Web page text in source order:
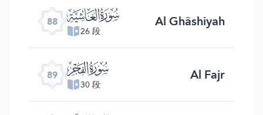
88 ﰅ
26 段 Al Ghâshiyah
89 ﰆ
30 段 Al Fajr